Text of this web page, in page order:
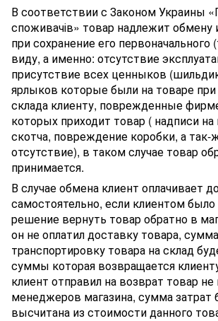
В соответствии с Законом Украины
споживачів» товар надлежит обмену
при сохранение его первоначального
виду, а именно: отсутствие
присутствие всех ценныков
ярлыков которые были на товаре
склада клиенту, поврежденные
которых приходит товар ( надписи
скотча, повреждение коробки, а так-
отсутствие), в таком случае товар
принимается.
В случае обмена клиент оплачивает
самостоятельно, если клиентом было
решение вернуть товар обратно в
он не оплатил доставку товара,
транспортировку товара на склад
суммы которая возвращается
клиент отправил на возврат товар
менеджеров магазина, сумма затрат
высчитана из стоимости данного